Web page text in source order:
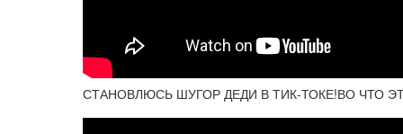
СТАНОВЛЮСЬ ШУГОР ДЕДИ В ТИК-ТОКЕ!ВО ЧТО